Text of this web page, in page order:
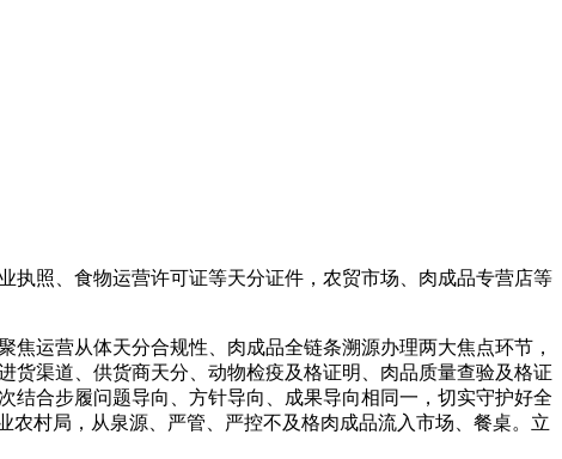
照、食物运营许可证等天分证件，农贸市场、肉成品专营店等
运营从体天分合规性、肉成品全链条溯源办理两大焦点环节，
货渠道、供货商天分、动物检疫及格证明、肉品质量查验及格证
结合步履问题导向、方针导向、成果导向相同一，切实守护好全
村局，从泉源、严管、严控不及格肉成品流入市场、餐桌。立